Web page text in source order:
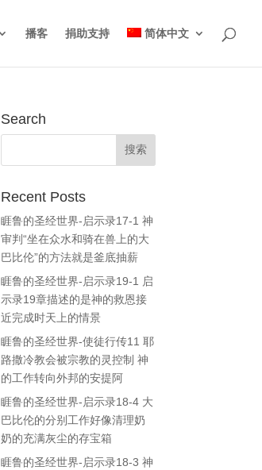
播客 捐助支持 简体中文
Search
Recent Posts
睚鲁的圣经世界-启示录17-1 神
审判“坐在众水和骑在兽上的大
巴比伦”的方法就是釜底抽薪
睚鲁的圣经世界-启示录19-1 启
示录19章描述的是神的救恩接
近完成时天上的情景
睚鲁的圣经世界-使徒行传11 耶
路撒冷教会被宗教的灵控制 神
的工作转向外邦的安提阿
睚鲁的圣经世界-启示录18-4 大
巴比伦的分别工作好像清理奶
奶的充满灰尘的存宝箱
睚鲁的圣经世界-启示录18-3 神